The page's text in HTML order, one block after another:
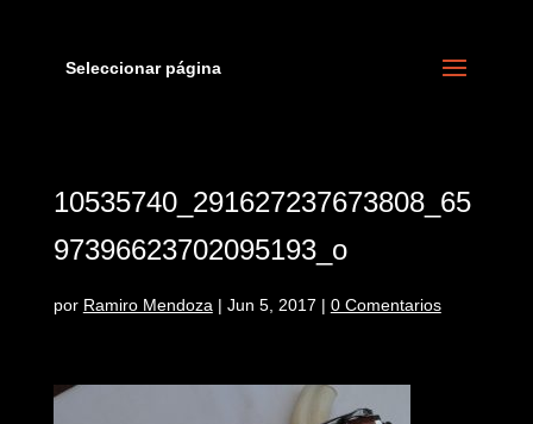
Seleccionar página
10535740_291627237673808_65
97396623702095193_o
por Ramiro Mendoza | Jun 5, 2017 | 0 Comentarios